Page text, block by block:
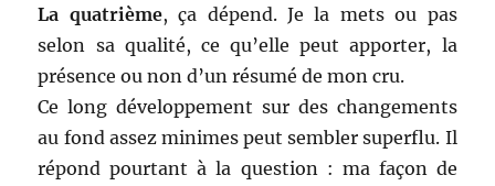
La quatrième, ça dépend. Je la mets ou pas
selon sa qualité, ce qu’elle peut apporter, la
présence ou non d’un résumé de mon cru.
Ce long développement sur des changements
au fond assez minimes peut sembler superflu. Il
répond pourtant à la question : ma façon de